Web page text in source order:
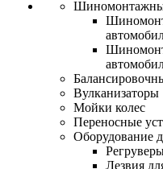
Вулканизаторы
Мойки колес
Переносные
Оборудование
Лезвия